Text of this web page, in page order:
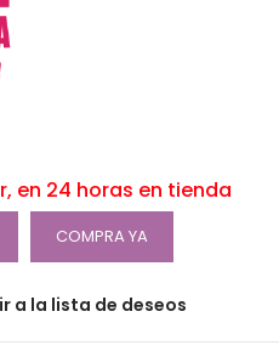
en 24 horas en tienda
COMPRA YA
a la lista de deseos